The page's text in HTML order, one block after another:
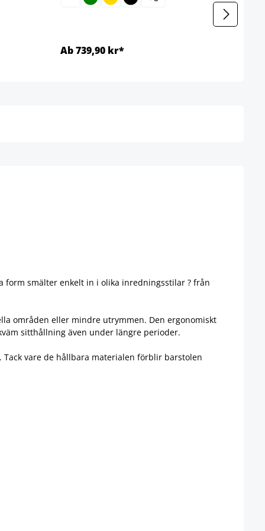
Ab 739,90 kr*
form smälter enkelt in i olika inredningsstilar ? från
områden eller mindre utrymmen. Den ergonomiskt
sitthållning även under längre perioder.
vare de hållbara materialen förblir barstolen